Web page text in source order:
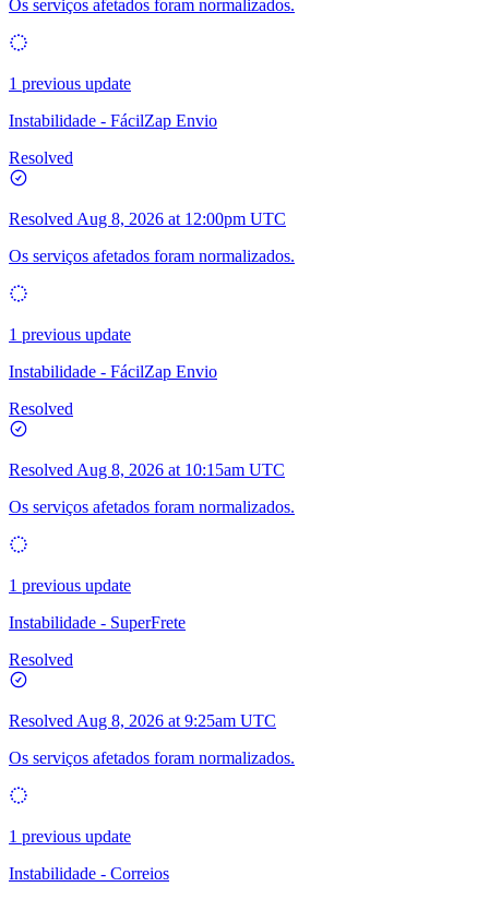
Os serviços afetados foram normalizados.
1 previous update
Instabilidade - FácilZap Envio
Resolved
Resolved Aug 8, 2026 at 12:00pm UTC
Os serviços afetados foram normalizados.
1 previous update
Instabilidade - FácilZap Envio
Resolved
Resolved Aug 8, 2026 at 10:15am UTC
Os serviços afetados foram normalizados.
1 previous update
Instabilidade - SuperFrete
Resolved
Resolved Aug 8, 2026 at 9:25am UTC
Os serviços afetados foram normalizados.
1 previous update
Instabilidade - Correios